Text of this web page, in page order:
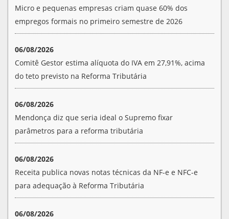
Micro e pequenas empresas criam quase 60% dos
empregos formais no primeiro semestre de 2026
06/08/2026
Comitê Gestor estima alíquota do IVA em 27,91%, acima
do teto previsto na Reforma Tributária
06/08/2026
Mendonça diz que seria ideal o Supremo fixar
parâmetros para a reforma tributária
06/08/2026
Receita publica novas notas técnicas da NF-e e NFC-e
para adequação à Reforma Tributária
06/08/2026